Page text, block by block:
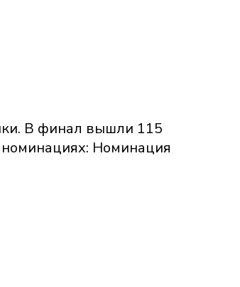
В финал вышли 115
Номинация